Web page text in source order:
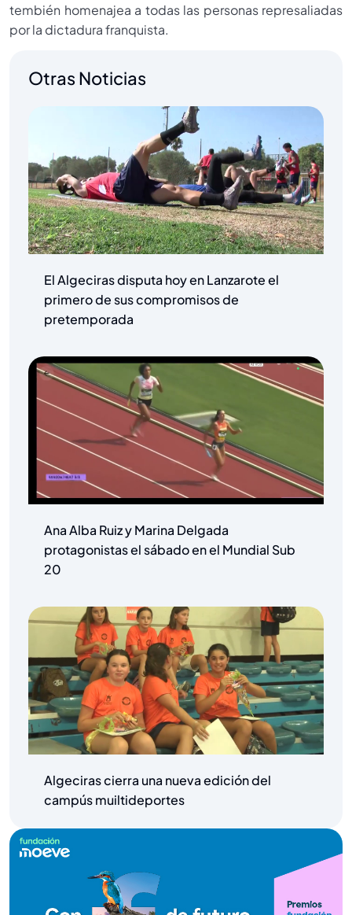
tembién homenajea a todas las personas represaliadas
por la dictadura franquista.
Otras Noticias
El Algeciras disputa hoy en Lanzarote el
primero de sus compromisos de
pretemporada
Ana Alba Ruiz y Marina Delgada
protagonistas el sábado en el Mundial Sub
20
Algeciras cierra una nueva edición del
campús muiltideportes